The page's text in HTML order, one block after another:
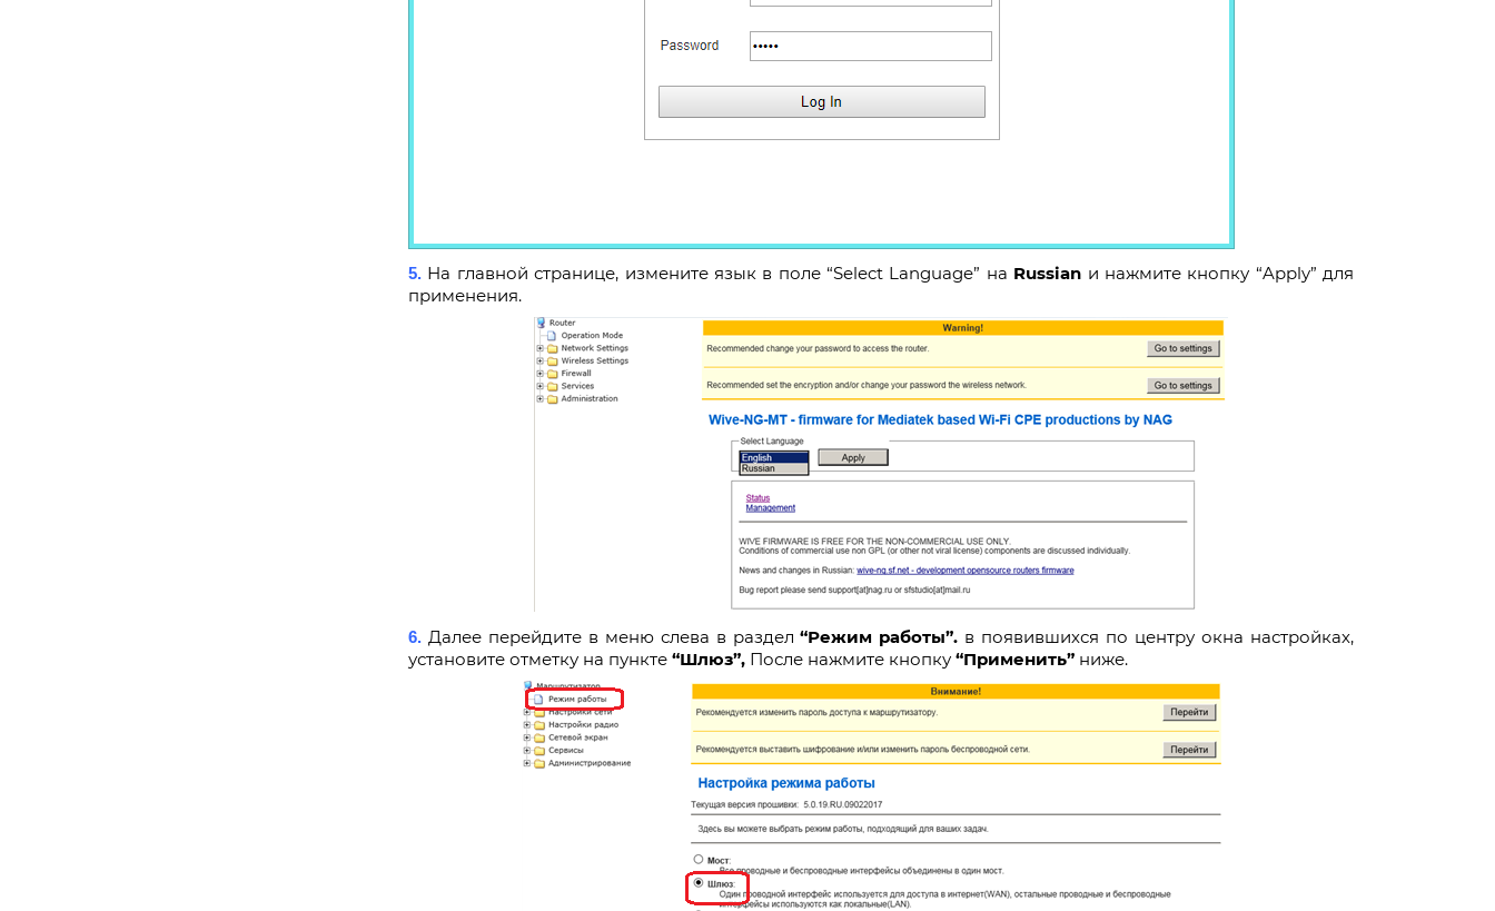
5. На главной странице, измените язык в поле “Select Language” на Russian и нажмите кнопку “Apply” для
применения.
6. Далее перейдите в меню слева в раздел“Режим работы”. в появившихся по центру окна настройках,
установите отметку на пункте “Шлюз”, После нажмите кнопку “Применить” ниже.